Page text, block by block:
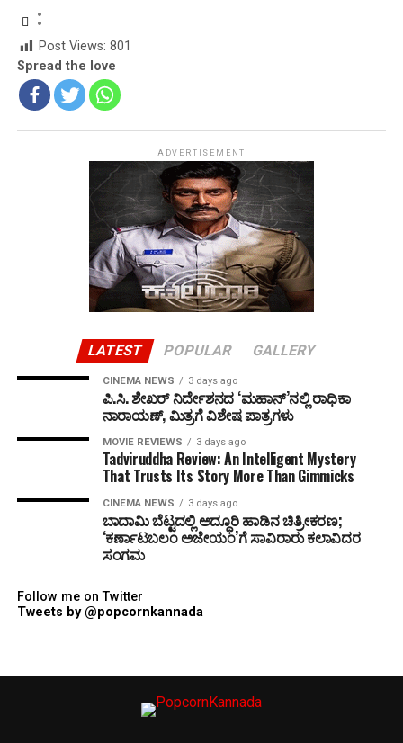
Post Views: 801
Spread the love
ADVERTISEMENT
LATEST POPULAR GALLERY
CINEMA NEWS 3 days ago
ಪಿ.ಸಿ. ಶೇಖರ್ ನಿರ್ದೇಶನದ ‘ಮಹಾನ್’ನಲ್ಲಿ ರಾಧಿಕಾ
ನಾರಾಯಣ್, ಮಿತ್ರಗೆ ವಿಶೇಷ ಪಾತ್ರಗಳು
MOVIE REVIEWS 3 days ago
Tadviruddha Review: An Intelligent Mystery
That Trusts Its Story More Than Gimmicks
CINEMA NEWS 3 days ago
ಬಾದಾಮಿ ಬೆಟ್ಟದಲ್ಲಿ ಅದ್ಧೂರಿ ಹಾಡಿನ ಚಿತ್ರೀಕರಣ;
‘ಕರ್ಣಾಟಬಲಂ ಅಜೇಯಂ’ಗೆ ಸಾವಿರಾರು ಕಲಾವಿದರ
ಸಂಗಮ
Follow me on Twitter
Tweets by @popcornkannada